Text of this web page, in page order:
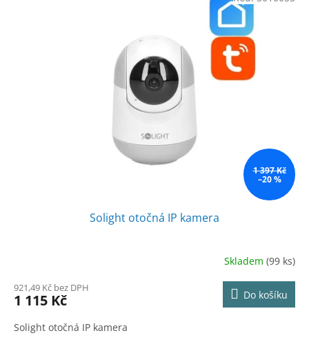
1 397 Kč
–20 %
Solight otočná IP kamera
Skladem (99 ks)
921,49 Kč bez DPH
1 115 Kč Do košíku
Solight otočná IP kamera